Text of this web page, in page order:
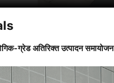
ग्रेड अतिरिक्त उत्पादन समायोजन